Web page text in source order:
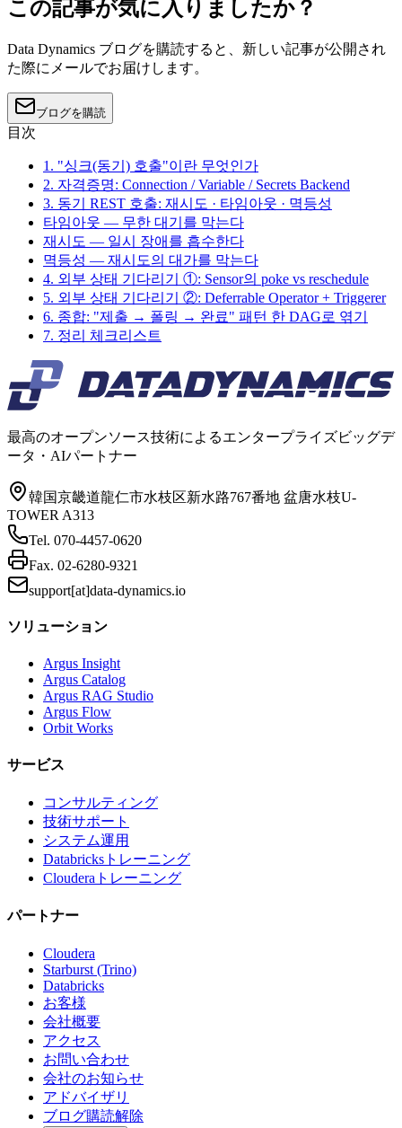
この記事が気に入りましたか？
Data Dynamics ブログを購読すると、新しい記事が公開され
た際にメールでお届けします。
ブログを購読
目次
1. "싱크(동기) 호출"이란 무엇인가
2. 자격증명: Connection / Variable / Secrets Backend
3. 동기 REST 호출: 재시도 · 타임아웃 · 멱등성
타임아웃 — 무한 대기를 막는다
재시도 — 일시 장애를 흡수한다
멱등성 — 재시도의 대가를 막는다
4. 외부 상태 기다리기 ①: Sensor의 poke vs reschedule
5. 외부 상태 기다리기 ②: Deferrable Operator + Triggerer
6. 종합: "제출 → 폴링 → 완료" 패턴 한 DAG로 엮기
7. 정리 체크리스트
最高のオープンソース技術によるエンタープライズビッグデ
ータ・AIパートナー
韓国京畿道龍仁市水枝区新水路767番地 盆唐水枝U-
TOWER A313
Tel. 070-4457-0620
Fax. 02-6280-9321
support[at]data-dynamics.io
ソリューション
Argus Insight
Argus Catalog
Argus RAG Studio
Argus Flow
Orbit Works
サービス
コンサルティング
技術サポート
システム運用
Databricksトレーニング
Clouderaトレーニング
パートナー
Cloudera
Starburst (Trino)
Databricks
お客様
会社概要
アクセス
お問い合わせ
会社のお知らせ
アドバイザリ
ブログ購読解除